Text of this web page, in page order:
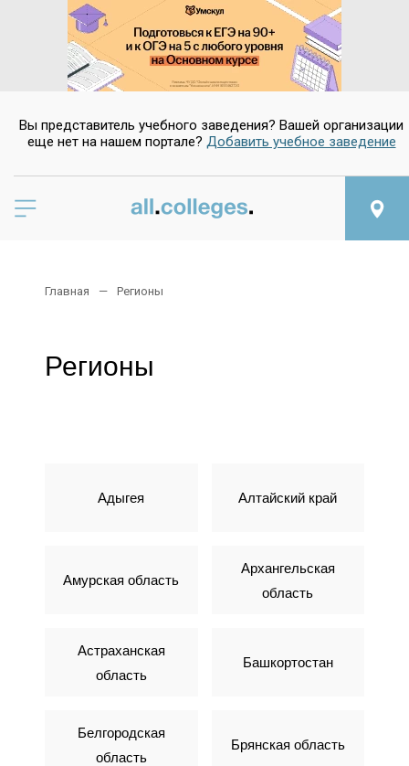
Вы представитель учебного заведения? Вашей организации
еще нет на нашем портале? Добавить учебное заведение
Главная Регионы
Регионы
Адыгея Алтайский край
Амурская область
Архангельская
область
Астраханская
область
Башкортостан
Белгородская
область
Брянская область